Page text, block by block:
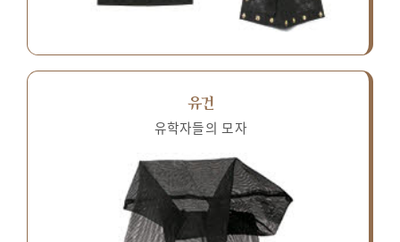
유건
유학자들의 모자